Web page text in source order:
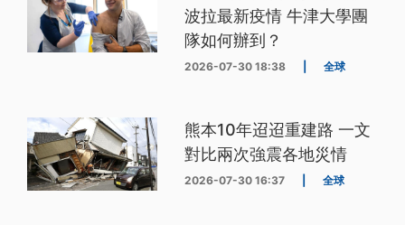
波拉最新疫情 牛津大學團
隊如何辦到？
2026-07-30 18:38 全球
熊本10年迢迢重建路 一文
對比兩次強震各地災情
2026-07-30 16:37 全球